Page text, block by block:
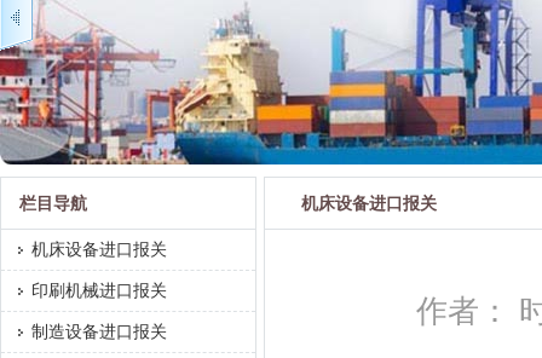
栏目导航
机床设备进口报关
印刷机械进口报关
制造设备进口报关
机床设备进口报关
作者：